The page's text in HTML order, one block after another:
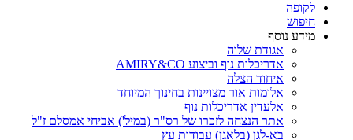
לקופה
חיפוש
מידע נוסף
אגודת שלוה
אדריכלות נוף וביצוע AMIRY&CO
איחוד הצלה
אלומות אור מצויינות בחינוך המיוחד
אלעדין אדריכלות נוף
אתר הנצחה לזכרו של רס"ר (במיל') אביחי אמסלם ז"ל
בא-לגן (בלאגן) עבודות עץ